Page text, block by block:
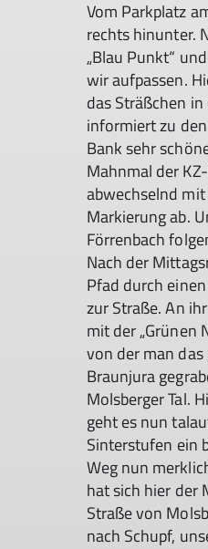
Vom Parkplatz
rechts hinunter.
„Blau Punkt“
wir aufpassen.
das Sträßchen
informiert zu
Bank sehr
Mahnmal der
abwechselnd
Markierung ab.
Förrenbach
Nach der
Pfad durch
zur Straße. An
mit der „Grünen
von der man das
Braunjura
Molsberger Tal.
geht es nun
Sinterstufen ein
Weg nun
hat sich hier der
Straße von
nach Schupf,